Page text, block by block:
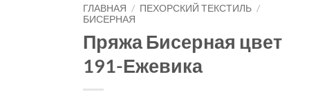
ГЛАВНАЯ / ПЕХОРСКИЙ ТЕКСТИЛЬ /
БИСЕРНАЯ
Пряжа Бисерная цвет
191-Ежевика